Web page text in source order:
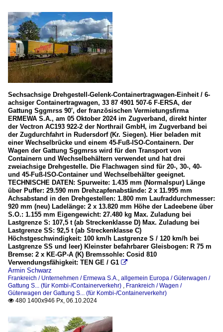
Sechsachsige Drehgestell-Gelenk-Containertragwagen-Einheit / 6-
achsiger Containertragwagen, 33 87 4901 507-6 F-ERSA, der
Gattung Sggmrss 90', der französischen Vermietungsfirma
ERMEWA S.A., am 05 Oktober 2024 im Zugverband, direkt hinter
der Vectron AC193 922-2 der Northrail GmbH, im Zugverband bei
der Zugdurchfahrt in Rudersdorf (Kr. Siegen). Hier beladen mit
einer Wechselbrücke und einem 45-Fuß-ISO-Containern. Der
Wagen der Gattung Sggmrss wird für den Transport von
Containern und Wechselbehältern verwendet und hat drei
zweiachsige Drehgestelle. Die Flachwagen sind für 20-, 30-, 40-
und 45-Fuß-ISO-Container und Wechselbehälter geeignet.
TECHNISCHE DATEN: Spurweite: 1.435 mm (Normalspur) Länge
über Puffer: 29.590 mm Drehzapfenabstände: 2 x 11.995 mm
Achsabstand in den Drehgestellen: 1.800 mm Laufraddurchmesser:
920 mm (neu) Ladelänge: 2 x 13.820 mm Höhe der Ladeebene über
S.O.: 1.155 mm Eigengewicht: 27.480 kg Max. Zuladung bei
Lastgrenze S: 107,5 t (ab Streckenklasse D) Max. Zuladung bei
Lastgrenze SS: 92,5 t (ab Streckenklasse C)
Höchstgeschwindigkeit: 100 km/h Lastgrenze S / 120 km/h bei
Lastgrenze SS und leer) Kleinster befahrbarer Gleisbogen: R 75 m
Bremse: 2 x KE-GP-A (K) Bremssohle: Cosid 810
Verwendungsfähigkeit: TEN GE / G1 
Armin Schwarz
Frankreich / Unternehmen / Ermewa S.A., allgemein Europa / Güterwagen /
Gattung S... (für Kombi-/Containerverkehr) , Frankreich / Wagen /
Güterwagen der Gattung S... (für Kombi-/Containerverkehr)
 480 1400x946 Px, 06.10.2024